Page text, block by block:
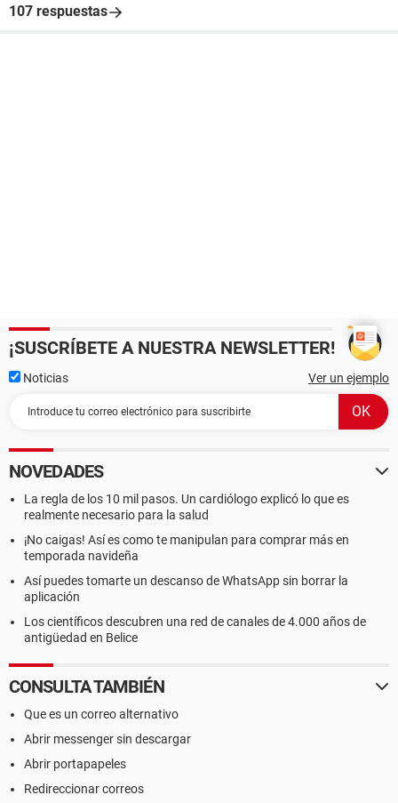
107 respuestas
¡SUSCRÍBETE A NUESTRA NEWSLETTER!
Noticias Ver un ejemplo
NOVEDADES
La regla de los 10 mil pasos. Un cardiólogo explicó lo que es
realmente necesario para la salud
¡No caigas! Así es como te manipulan para comprar más en
temporada navideña
Así puedes tomarte un descanso de WhatsApp sin borrar la
aplicación
Los científicos descubren una red de canales de 4.000 años de
antigüedad en Belice
CONSULTA TAMBIÉN
Que es un correo alternativo
Abrir messenger sin descargar
Abrir portapapeles
Redireccionar correos